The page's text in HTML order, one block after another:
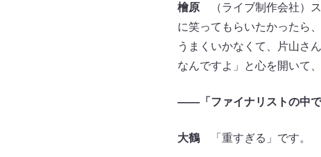
檜原（ライブ制作会社）ス
に笑ってもらいたかったら
うまくいかなくて、片山さ
なんですよ」と心を開いて
――「ファイナリストの中
大鶴「重すぎる」です。